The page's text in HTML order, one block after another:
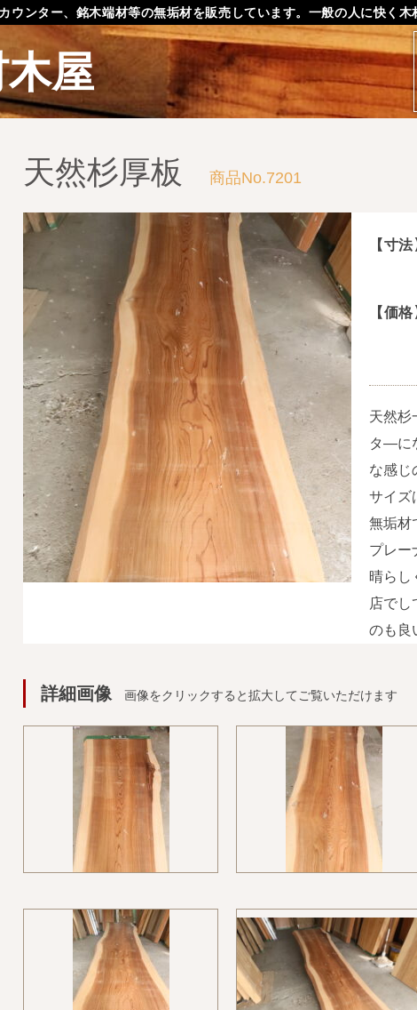
ウンター、銘木端材等の無垢材を販売しています。一般の人に快く
屋
天然杉厚板 商品No.7201
【寸
【価
天然杉
タ―に
な感じ
サイズ
無垢材
プレー
晴らし
店でし
のも良
詳細画像 画像をクリックすると拡大してご覧いただけます